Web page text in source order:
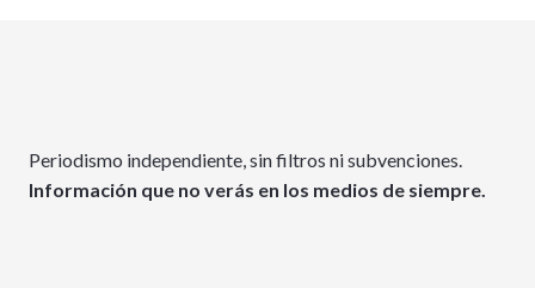
Periodismo independiente, sin filtros ni subvenciones.
Información que no verás en los medios de siempre.